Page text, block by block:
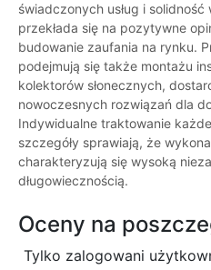
świadczonych usług i
przekłada się na pozytywne
budowanie zaufania na rynku.
podejmują się także montażu
kolektorów słonecznych,
nowoczesnych rozwiązań dla
Indywidualne traktowanie
szczegóły sprawiają, że
charakteryzują się wysoką
długowiecznością.
Oceny na
Tylko zalogowani